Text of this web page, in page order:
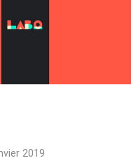
2019